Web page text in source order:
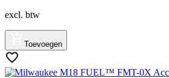
excl. btw
Toevoegen